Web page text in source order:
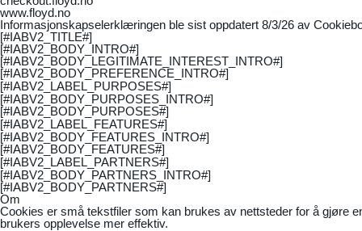
www.floyd.no
Informasjonskapselerklæringen ble sist oppdatert 8/3/26 av
[#IABV2_TITLE#]
[#IABV2_BODY_INTRO#]
[#IABV2_BODY_LEGITIMATE_INTEREST_INTRO#]
[#IABV2_BODY_PREFERENCE_INTRO#]
[#IABV2_LABEL_PURPOSES#]
[#IABV2_BODY_PURPOSES_INTRO#]
[#IABV2_BODY_PURPOSES#]
[#IABV2_LABEL_FEATURES#]
[#IABV2_BODY_FEATURES_INTRO#]
[#IABV2_BODY_FEATURES#]
[#IABV2_LABEL_PARTNERS#]
[#IABV2_BODY_PARTNERS_INTRO#]
[#IABV2_BODY_PARTNERS#]
Om
Cookies er små tekstfiler som kan brukes av nettsteder for å gjøre
brukers opplevelse mer effektiv.